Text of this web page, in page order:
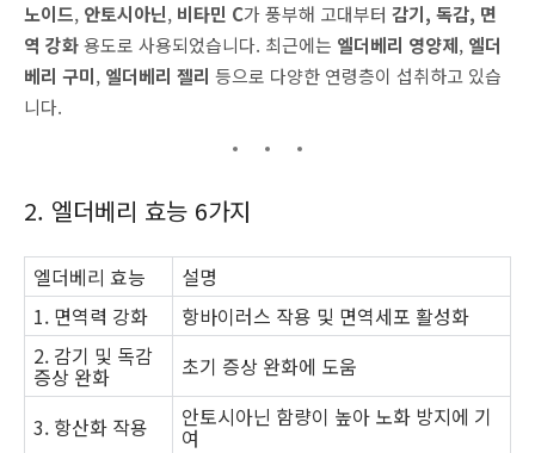
노이드, 안토시아닌, 비타민 C가 풍부해 고대부터 감기, 독감, 면
역 강화용도로 사용되었습니다. 최근에는 엘더베리 영양제, 엘더
베리 구미, 엘더베리 젤리 등으로 다양한 연령층이 섭취하고 있습
니다.
2. 엘더베리 효능 6가지
엘더베리 효능
설명
1. 면역력 강화
항바이러스 작용 및 면역세포 활성화
2. 감기 및 독감
증상 완화 초기 증상 완화에 도움
3. 항산화 작용 안토시아닌 함량이 높아 노화 방지에 기
여